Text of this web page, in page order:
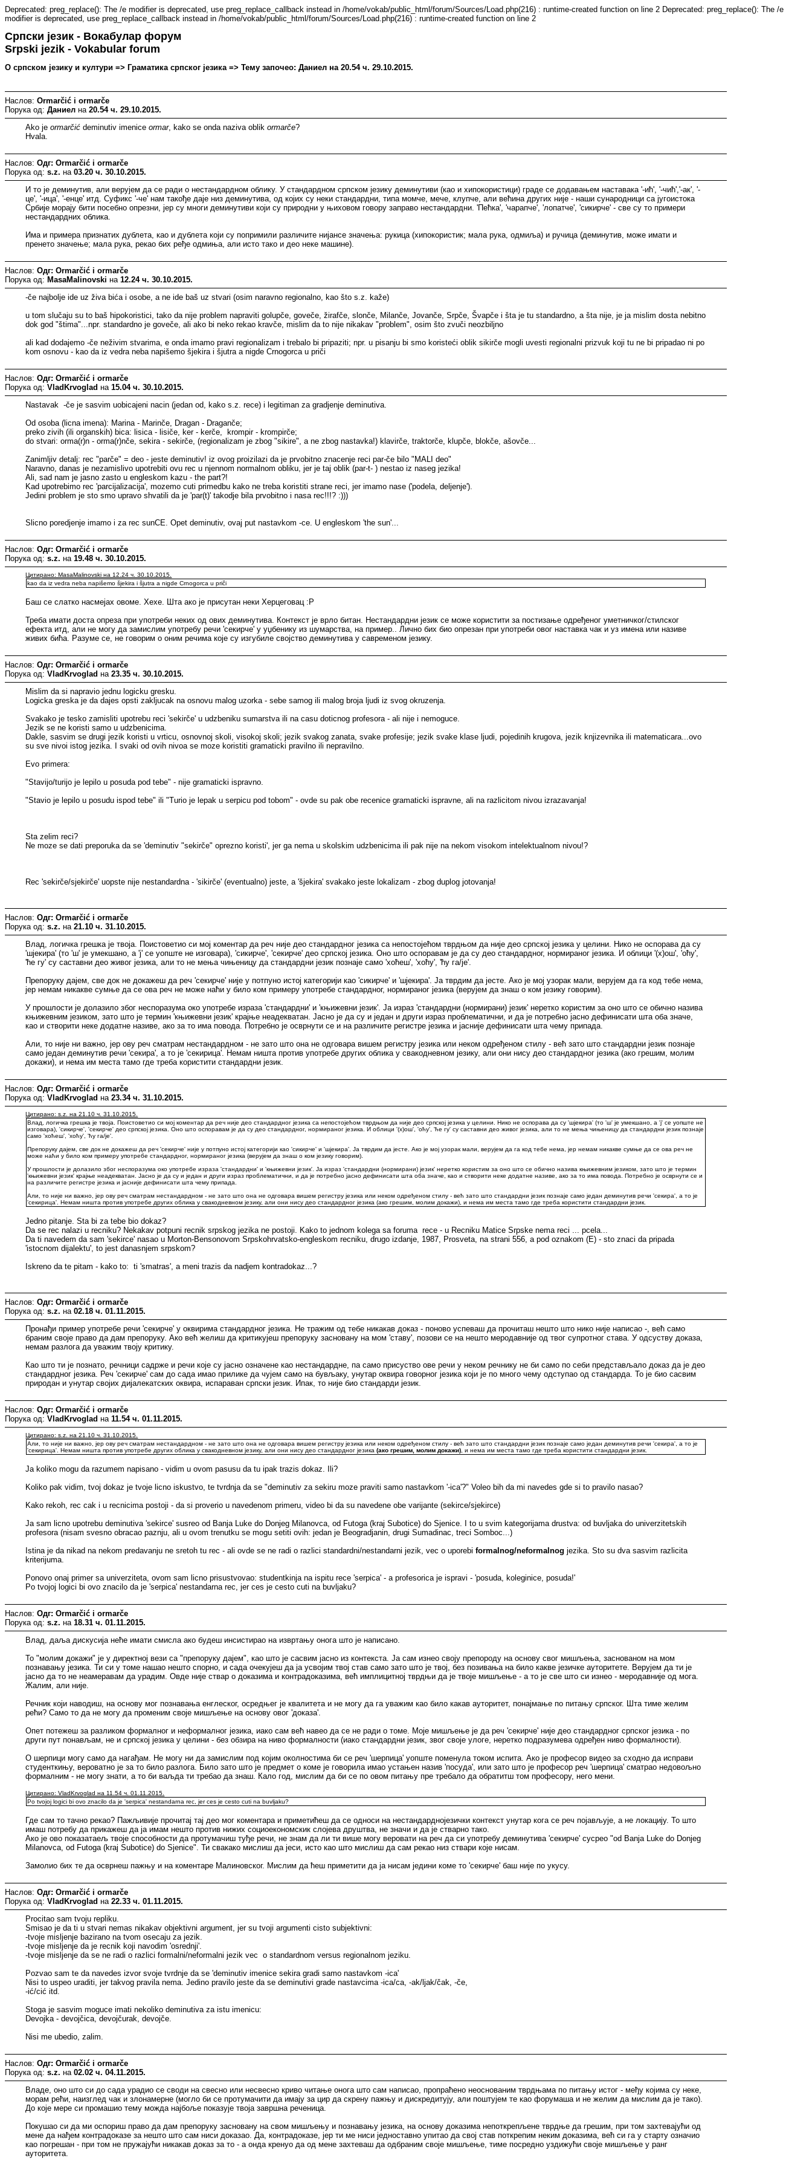
Deprecated: preg_replace(): The /e modifier is deprecated, use preg_replace_callback instead in /home/vokab/public_html/forum/Sources/Load.php(216) : runtime-created function on line 2 Deprecated: preg_replace(): The /e
modifier is deprecated, use preg_replace_callback instead in /home/vokab/public_html/forum/Sources/Load.php(216) : runtime-created function on line 2
Српски језик - Вокабулар форум
Srpski jezik - Vokabular forum
О српском језику и култури => Граматика српског језика => Тему започео: Даниел на 20.54 ч. 29.10.2015.
Наслов: Ormarčić i ormarče
Порука од: Даниел на 20.54 ч. 29.10.2015.
Ako jeormarčić deminutiv imeniceormar, kako se onda naziva oblikormarče?
Hvala.
Наслов: Одг: Ormarčić i ormarče
Порука од: s.z. на 03.20 ч. 30.10.2015.
И то је деминутив, али верујем да се ради о нестандардном облику. У стандардном српском језику деминутиви (као и хипокористици) граде се додавањем наставака '-ић', '-чић','-ак', '-
це', '-ица', '-енце' итд. Суфикс '-че' нам такође даје низ деминутива, од којих су неки стандардни, типа момче, мече, клупче, али већина других није - наши сународници са југоистока
Србије морају бити посебно опрезни, јер су многи деминутиви који су природни у њиховом говору заправо нестандардни. 'Пећка', 'чарапче', 'лопатче', 'сикирче' - све су то примери
нестандардних облика.
Има и примера признатих дублета, као и дублета који су попримили различите нијансе значења: рукица (хипокористик; мала рука, одмиља) и ручица (деминутив, може имати и
пренето значење; мала рука, рекао бих ређе одмиња, али исто тако и део неке машине).
Наслов: Одг: Ormarčić i ormarče
Порука од: MasaMalinovski на 12.24 ч. 30.10.2015.
-če najbolje ide uz živa bića i osobe, a ne ide baš uz stvari (osim naravno regionalno, kao što s.z. kaže)
u tom slučaju su to baš hipokoristici, tako da nije problem napraviti golupče, goveče, žirafče, slonče, Milanče, Jovanče, Srpče, Švapče i šta je tu standardno, a šta nije, je ja mislim dosta nebitno
dok god "štima"...npr. standardno je goveče, ali ako bi neko rekao kravče, mislim da to nije nikakav "problem", osim što zvuči neozbiljno
ali kad dodajemo -če neživim stvarima, e onda imamo pravi regionalizam i trebalo bi pripaziti; npr. u pisanju bi smo koristeći oblik sikirče mogli uvesti regionalni prizvuk koji tu ne bi pripadao ni po
kom osnovu - kao da iz vedra neba napišemo šjekira i šjutra a nigde Crnogorca u priči
Наслов: Одг: Ormarčić i ormarče
Порука од: VladKrvoglad на 15.04 ч. 30.10.2015.
Nastavak -če je sasvim uobicajeni nacin (jedan od, kako s.z. rece) i legitiman za gradjenje deminutiva.
Od osoba (licna imena): Marina - Marinče, Dragan - Draganče;
preko zivih (ili organskih) bica: lisica - lisiče, ker - kerče, krompir - krompirče;
do stvari: orma(r)n - orma(r)nče, sekira - sekirče, (regionalizam je zbog "sikire", a ne zbog nastavka!) klavirče, traktorče, klupče, blokče, ašovče...
Zanimljiv detalj: rec "parče" = deo - jeste deminutiv! iz ovog proizilazi da je prvobitno znacenje reci par-če bilo "MALI deo"
Naravno, danas je nezamislivo upotrebiti ovu rec u njennom normalnom obliku, jer je taj oblik (par-t- ) nestao iz naseg jezika!
Ali, sad nam je jasno zasto u engleskom kazu - the part?!
Kad upotrebimo rec 'parcijalizacija', mozemo cuti primedbu kako ne treba koristiti strane reci, jer imamo nase ('podela, deljenje').
Jedini problem je sto smo upravo shvatili da je 'par(t)' takodje bila prvobitno i nasa rec!!!? :)))
Slicno poredjenje imamo i za rec sunCE. Opet deminutiv, ovaj put nastavkom -ce. U engleskom 'the sun'...
Наслов: Одг: Ormarčić i ormarče
Порука од: s.z. на 19.48 ч. 30.10.2015.
Цитирано: MasaMalinovski на 12.24 ч. 30.10.2015.
kao da iz vedra neba napišemo šjekira i šjutra a nigde Crnogorca u priči
Баш се слатко насмејах овоме. Хехе. Шта ако је присутан неки Херцеговац :P
Треба имати доста опреза при употреби неких од ових деминутива. Контекст је врло битан. Нестандардни језик се може користити за постизање одређеног уметничког/стилског
ефекта итд, али не могу да замислим употребу речи 'секирче' у уџбенику из шумарства, на пример.. Лично бих био опрезан при употреби овог наставка чак и уз имена или називе
живих бића. Разуме се, не говорим о оним речима које су изгубиле својство деминутива у савременом језику.
Наслов: Одг: Ormarčić i ormarče
Порука од: VladKrvoglad на 23.35 ч. 30.10.2015.
Mislim da si napravio jednu logicku gresku.
Logicka greska je da dajes opsti zakljucak na osnovu malog uzorka - sebe samog ili malog broja ljudi iz svog okruzenja.
Svakako je tesko zamisliti upotrebu reci 'sekirče' u udzbeniku sumarstva ili na casu doticnog profesora - ali nije i nemoguce.
Jezik se ne koristi samo u udzbenicima.
Dakle, sasvim se drugi jezik koristi u vrticu, osnovnoj skoli, visokoj skoli; jezik svakog zanata, svake profesije; jezik svake klase ljudi, pojedinih krugova, jezik knjizevnika ili matematicara...ovo
su sve nivoi istog jezika. I svaki od ovih nivoa se moze koristiti gramaticki pravilno ili nepravilno.
Evo primera:
"Stavijo/turijo je lepilo u posuda pod tebe" - nije gramaticki ispravno.
"Stavio je lepilo u posudu ispod tebe" ili "Turio je lepak u serpicu pod tobom" - ovde su pak obe recenice gramaticki ispravne, ali na razlicitom nivou izrazavanja!
Sta zelim reci?
Ne moze se dati preporuka da se 'deminutiv "sekirče" oprezno koristi', jer ga nema u skolskim udzbenicima ili pak nije na nekom visokom intelektualnom nivou!?
Rec 'sekirče/sjekirče' uopste nije nestandardna - 'sikirče' (eventualno) jeste, a 'šjekira' svakako jeste lokalizam - zbog duplog jotovanja!
Наслов: Одг: Ormarčić i ormarče
Порука од: s.z. на 21.10 ч. 31.10.2015.
Влад, логичка грешка је твоја. Поистоветио си мој коментар да реч није део стандардног језика са непостојећом тврдњом да није део српској језика у целини. Нико не оспорава да су
'шјекира' (то 'ш' је умекшано, а 'ј' се уопште не изговара), 'сикирче', 'секирче' део српској језика. Оно што оспоравам је да су део стандардног, нормираног језика. И облици '(х)ош', 'оћу',
'ће гу' су саставни део живог језика, али то не мења чињеницу да стандардни језик познаје само 'хоћеш', 'хоћу', 'ћу га/је'.
Препоруку дајем, све док не докажеш да реч 'секирче' није у потпуно истој категорији као 'сикирче' и 'шјекира'. Ја тврдим да јесте. Ако је мој узорак мали, верујем да га код тебе нема,
јер немам никакве сумње да се ова реч не може наћи у било ком примеру употребе стандардног, нормираног језика (верујем да знаш о ком језику говорим).
У прошлости је долазило због неспоразума око употребе израза 'стандардни' и 'књижевни језик'. Ја израз 'стандардни (нормирани) језик' неретко користим за оно што се обично назива
књижевним језиком, зато што је термин 'књижевни језик' крајње неадекватан. Јасно је да су и један и други израз проблематични, и да је потребно јасно дефинисати шта оба значе,
као и створити неке додатне називе, ако за то има повода. Потребно је осврнути се и на различите регистре језика и јасније дефинисати шта чему припада.
Али, то није ни важно, јер ову реч сматрам нестандардном - не зато што она не одговара вишем регистру језика или неком одређеном стилу - већ зато што стандардни језик познаје
само један деминутив речи 'секира', а то је 'секирица'. Немам ништа против употребе других облика у свакодневном језику, али они нису део стандардног језика (ако грешим, молим
докажи), и нема им места тамо где треба користити стандардни језик.
Наслов: Одг: Ormarčić i ormarče
Порука од: VladKrvoglad на 23.34 ч. 31.10.2015.
Цитирано: s.z. на 21.10 ч. 31.10.2015.
Влад, логичка грешка је твоја. Поистоветио си мој коментар да реч није део стандардног језика са непостојећом тврдњом да није део српској језика у целини. Нико не оспорава да су 'шјекира' (то 'ш' је умекшано, а 'ј' се уопште не
изговара), 'сикирче', 'секирче' део српској језика. Оно што оспоравам је да су део стандардног, нормираног језика. И облици '(х)ош', 'оћу', 'ће гу' су саставни део живог језика, али то не мења чињеницу да стандардни језик познаје
само 'хоћеш', 'хоћу', 'ћу га/је'.
Препоруку дајем, све док не докажеш да реч 'секирче' није у потпуно истој категорији као 'сикирче' и 'шјекира'. Ја тврдим да јесте. Ако је мој узорак мали, верујем да га код тебе нема, јер немам никакве сумње да се ова реч не
може наћи у било ком примеру употребе стандардног, нормираног језика (верујем да знаш о ком језику говорим).
У прошлости је долазило због неспоразума око употребе израза 'стандардни' и 'књижевни језик'. Ја израз 'стандардни (нормирани) језик' неретко користим за оно што се обично назива књижевним језиком, зато што је термин
'књижевни језик' крајње неадекватан. Јасно је да су и један и други израз проблематични, и да је потребно јасно дефинисати шта оба значе, као и створити неке додатне називе, ако за то има повода. Потребно је осврнути се и
на различите регистре језика и јасније дефинисати шта чему припада.
Али, то није ни важно, јер ову реч сматрам нестандардном - не зато што она не одговара вишем регистру језика или неком одређеном стилу - већ зато што стандардни језик познаје само један деминутив речи 'секира', а то је
'секирица'. Немам ништа против употребе других облика у свакодневном језику, али они нису део стандардног језика (ако грешим, молим докажи), и нема им места тамо где треба користити стандардни језик.
Jedno pitanje. Sta bi za tebe bio dokaz?
Da se rec nalazi u recniku? Nekakav potpuni recnik srpskog jezika ne postoji. Kako to jednom kolega sa foruma rece - u Recniku Matice Srpske nema reci ... pcela...
Da ti navedem da sam 'sekirce' nasao u Morton-Bensonovom Srpskohrvatsko-engleskom recniku, drugo izdanje, 1987, Prosveta, na strani 556, a pod oznakom (E) - sto znaci da pripada
'istocnom dijalektu', to jest danasnjem srpskom?
Iskreno da te pitam - kako to: ti 'smatras', a meni trazis da nadjem kontradokaz...?
Наслов: Одг: Ormarčić i ormarče
Порука од: s.z. на 02.18 ч. 01.11.2015.
Пронађи пример употребе речи 'секирче' у оквирима стандардног језика. Не тражим од тебе никакав доказ - поново успеваш да прочиташ нешто што нико није написао -, већ само
браним своје право да дам препоруку. Ако већ желиш да критикујеш препоруку засновану на мом 'ставу', позови се на нешто меродавније од твог супротног става. У одсуству доказа,
немам разлога да уважим твоју критику.
Као што ти је познато, речници садрже и речи које су јасно означене као нестандардне, па само присуство ове речи у неком речнику не би само по себи представљало доказ да је део
стандардног језика. Реч 'секирче' сам до сада имао прилике да чујем само на бувљаку, унутар оквира говорног језика који је по много чему одступао од стандарда. То је био сасвим
природан и унутар својих дијалекатских оквира, испараван српски језик. Ипак, то није био стандарди језик.
Наслов: Одг: Ormarčić i ormarče
Порука од: VladKrvoglad на 11.54 ч. 01.11.2015.
Цитирано: s.z. на 21.10 ч. 31.10.2015.
Али, то није ни важно, јер ову реч сматрам нестандардном - не зато што она не одговара вишем регистру језика или неком одређеном стилу - већ зато што стандардни језик познаје само један деминутив речи 'секира', а то је
'секирица'. Немам ништа против употребе других облика у свакодневном језику, али они нису део стандардног језика(ако грешим, молим докажи) , и нема им места тамо где треба користити стандардни језик.
Ja koliko mogu da razumem napisano - vidim u ovom pasusu da tu ipak trazis dokaz. Ili?
Koliko pak vidim, tvoj dokaz je tvoje licno iskustvo, te tvrdnja da se "deminutiv za sekiru moze praviti samo nastavkom '-ica'?" Voleo bih da mi navedes gde si to pravilo nasao?
Kako rekoh, rec cak i u recnicima postoji - da si proverio u navedenom primeru, video bi da su navedene obe varijante (sekirce/sjekirce)
Ja sam licno upotrebu deminutiva 'sekirce' susreo od Banja Luke do Donjeg Milanovca, od Futoga (kraj Subotice) do Sjenice. I to u svim kategorijama drustva: od buvljaka do univerzitetskih
profesora (nisam svesno obracao paznju, ali u ovom trenutku se mogu setiti ovih: jedan je Beogradjanin, drugi Sumadinac, treci Somboc...)
Istina je da nikad na nekom predavanju ne sretoh tu rec - ali ovde se ne radi o razlici standardni/nestandarni jezik, vec o uporebiformalnog/neformalnog jezika. Sto su dva sasvim razlicita
kriterijuma.
Ponovo onaj primer sa univerziteta, ovom sam licno prisustvovao: studentkinja na ispitu rece 'serpica' - a profesorica je ispravi - 'posuda, koleginice, posuda!'
Po tvojoj logici bi ovo znacilo da je 'serpica' nestandarna rec, jer ces je cesto cuti na buvljaku?
Наслов: Одг: Ormarčić i ormarče
Порука од: s.z. на 18.31 ч. 01.11.2015.
Влад, даља дискусија неће имати смисла ако будеш инсистирао на извртању онога што је написано.
То "молим докажи" је у директној вези са "препоруку дајем", као што је сасвим јасно из контекста. Ја сам изнео своју препороду на основу свог мишљења, заснованом на мом
познавању језика. Ти си у томе нашао нешто спорно, и сада очекујеш да ја усвојим твој став само зато што је твој, без позивања на било какве језичке ауторитете. Верујем да ти је
јасно да то не неамеравам да урадим. Овде није ствар о доказима и контрадоказима, већ имплицитној тврдњи да је твоје мишљење - а то је све што си изнео - меродавније од мога.
Жалим, али није.
Речник који наводиш, на основу мог познавања енглеског, осредњег је квалитета и не могу да га уважим као било какав ауторитет, понајмање по питању српског. Шта тиме желим
рећи? Само то да не могу да променим своје мишљење на основу овог 'доказа'.
Опет потежеш за разликом формалног и неформалног језика, иако сам већ навео да се не ради о томе. Моје мишљење је да реч 'секирче' није део стандардног српског језика - по
други пут понављам, не и српској језика у целини - без обзира на ниво формалности (иако стандардни језик, звог своје улоге, неретко подразумева одређен ниво формалности).
О шерпици могу само да нагађам. Не могу ни да замислим под којим околностима би се реч 'шерпица' уопште поменула током испита. Ако је професор видео за сходно да исправи
студенткињу, вероватно је за то било разлога. Било зато што је предмет о коме је говорила имао устањен назив 'посуда', или зато што је професор реч 'шерпица' сматрао недовољно
формалним - не могу знати, а то би ваљда ти требао да знаш. Кало год, мислим да би се по овом питању пре требало да обратитш том професору, него мени.
Цитирано: VladKrvoglad на 11.54 ч. 01.11.2015.
Po tvojoj logici bi ovo znacilo da je 'serpica' nestandarna rec, jer ces je cesto cuti na buvljaku?
Где сам то тачно рекао? Пажљивије прочитај тај део мог коментара и приметићеш да се односи на нестандарднојезички контекст унутар кога се реч појављује, а не локацију. То што
имаш потребу да прикажеш да ја имам нешто против нижих социоекономскик слојева друштва, не значи и да је стварно тако.
Ако је ово показатаељ твоје способности да протумачиш туђе речи, не знам да ли ти више могу веровати на реч да си употребу деминутива 'секирче' сусрео "od Banja Luke do Donjeg
Milanovca, od Futoga (kraj Subotice) do Sjenice". Ти свакако мислиш да јеси, исто као што мислиш да сам рекао низ ствари које нисам.
Замолио бих те да осврнеш пажњу и на коментаре Малиновског. Мислим да ћеш приметити да ја нисам једини коме то 'секирче' баш није по укусу.
Наслов: Одг: Ormarčić i ormarče
Порука од: VladKrvoglad на 22.33 ч. 01.11.2015.
Procitao sam tvoju repliku.
Smisao je da ti u stvari nemas nikakav objektivni argument, jer su tvoji argumenti cisto subjektivni:
-tvoje misljenje bazirano na tvom osecaju za jezik.
-tvoje misljenje da je recnik koji navodim 'osrednji'.
-tvoje misljenje da se ne radi o razlici formalni/neformalni jezik vec o standardnom versus regionalnom jeziku.
Pozvao sam te da navedes izvor svoje tvrdnje da se 'deminutiv imenice sekira gradi samo nastavkom -ica'
Nisi to uspeo uraditi, jer takvog pravila nema. Jedino pravilo jeste da se deminutivi grade nastavcima -ica/ca, -ak/ljak/čak, -če,
-ić/cić itd.
Stoga je sasvim moguce imati nekoliko deminutiva za istu imenicu:
Devojka - devojčica, devojčurak, devojče.
Nisi me ubedio, zalim.
Наслов: Одг: Ormarčić i ormarče
Порука од: s.z. на 02.02 ч. 04.11.2015.
Владе, оно што си до сада урадио се своди на свесно или несвесно криво читање онога што сам написао, пропраћено неоснованим тврдњама по питању истог - међу којима су неке,
морам рећи, наизглед чак и злонамерне (могло би се протумачити да имају за цир да скрену пажњу и дискредитују, али поштујем те као форумаша и не желим да мислим да је тако).
До које мере си промашио тему можда најбоље показује твоја завршна реченица.
Покушао си да ми оспориш право да дам препоруку засновану на свом мишљењу и познавању језика, на основу доказима непоткрепљене тврдње да грешим, при том захтевајући од
мене да нађем контрадоказе за нешто што сам ниси доказао. Да, контрадоказе, јер ти ме ниси једноставно упитао да свој став поткрепим неким доказима, већ си га у старту означио
као погрешан - при том не пружајући никакав доказ за то - а онда кренуо да од мене захтеваш да одбраним своје мишљење, тиме посредно уздижући своје мишљење у ранг
ауторитета.